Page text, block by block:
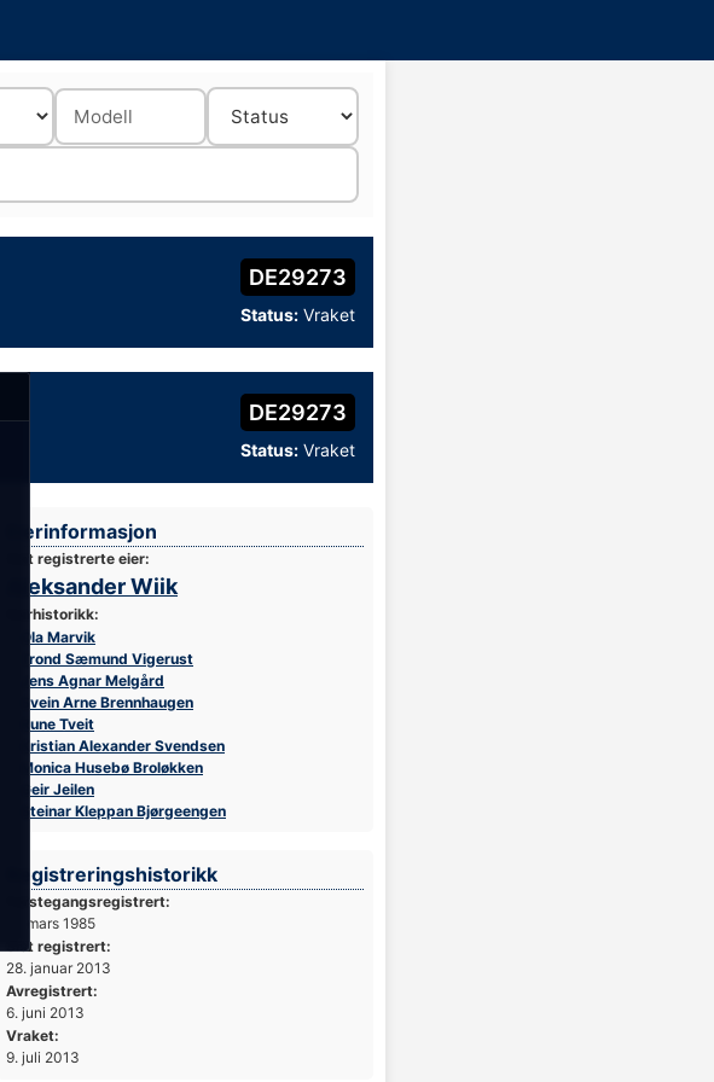
DE29273
Status: Vraket
DE29273
Status: Vraket
Eierinformasjon
Sist registrerte eier:
Aleksander Wiik
Eierhistorikk:
Ola Marvik
Trond Sæmund Vigerust
Jens Agnar Melgård
Svein Arne Brennhaugen
Rune Tveit
Kristian Alexander Svendsen
Monica Husebø Broløkken
Geir Jeilen
Steinar Kleppan Bjørgeengen
Registreringshistorikk
Førstegangsregistrert:
11. mars 1985
Sist registrert:
28. januar 2013
Avregistrert:
6. juni 2013
Vraket:
9. juli 2013